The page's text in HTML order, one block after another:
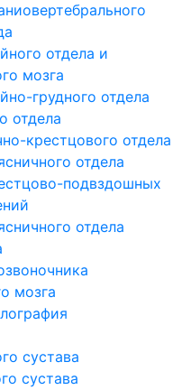
отдела и
мозга
грудного отдела
отдела
крестцового отдела
отдела
подвздошных
отдела
мозга
сустава
сустава